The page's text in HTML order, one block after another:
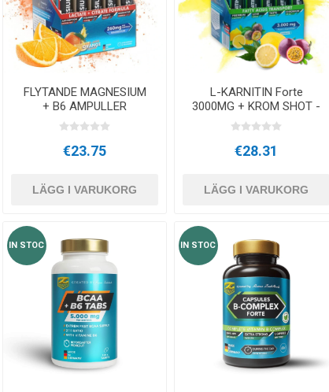
OCH PRESTATION
IDROTTARES PRESTATION
MINI BANDS
ANDRA BAND
FITNESS- OCH YOGABOLLAR
VIKTER - HANTLAR -
KETTLEBELL - VIKTSKIVOR
CROSSFIT OCH FITNESS
RECOSPORT
Cryopush
ALTE APARATE COMPRESIE
MAGNETOTERAPI
FLYTANDE MAGNESIUM
+ B6 AMPULLER
€23.75
LÄGG I VARUKORG
L-KARNITIN Forte
3000MG + KROM SHOT -
Z-KONZEPT
€28.31
LÄGG I VARUKORG
IN STOC IN STOC